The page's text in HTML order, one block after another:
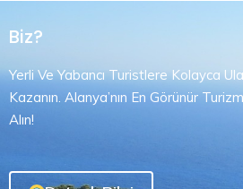
Biz?
Yerli Ve Yabancı Turistlere Kolayca
Kazanın. Alanya’nın En Görünür
Alın!